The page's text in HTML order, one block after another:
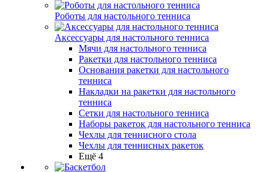
Роботы для настольного тенниса
Аксессуары для настольного тенниса
Мячи для настольного тенниса
Ракетки для настольного тенниса
Основания ракетки для настольного
тенниса
Накладки на ракетки для настольного
тенниса
Сетки для настольного тенниса
Наборы ракеток для настольного тенниса
Чехлы для теннисного стола
Чехлы для теннисных ракеток
Ещё 4